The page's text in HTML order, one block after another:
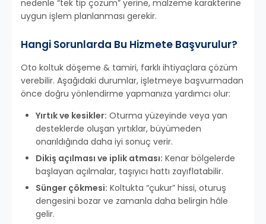
nedenle “tek tip çözüm” yerine, malzeme karakterine
uygun işlem planlanması gerekir.
Hangi Sorunlarda Bu Hizmete Başvurulur?
Oto koltuk döşeme & tamiri, farklı ihtiyaçlara çözüm
verebilir. Aşağıdaki durumlar, işletmeye başvurmadan
önce doğru yönlendirme yapmanıza yardımcı olur:
Yırtık ve kesikler: Oturma yüzeyinde veya yan
desteklerde oluşan yırtıklar, büyümeden
onarıldığında daha iyi sonuç verir.
Dikiş açılması ve iplik atması: Kenar bölgelerde
başlayan açılmalar, taşıyıcı hattı zayıflatabilir.
Sünger çökmesi: Koltukta “çukur” hissi, oturuş
dengesini bozar ve zamanla daha belirgin hâle
gelir.